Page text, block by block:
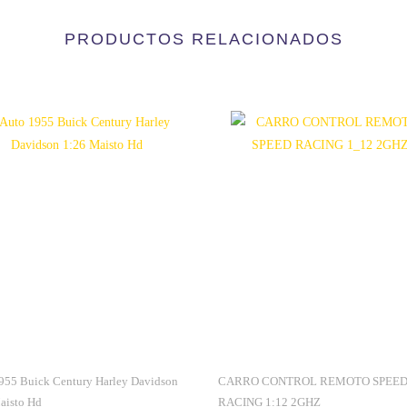
A
NIÑOS
CANTIDAD
PRODUCTOS RELACIONADOS
CONTROL REMOTO SPEED
1:12 2GHZ
Carro Hot Wheels – Mario Kart
Wario